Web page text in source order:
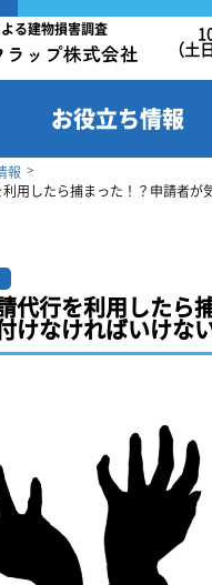
る建物損害調査
（土
お役立ち情報
報 >
用したら捕まった！？申請者が
代行を利用したら
けなければいけな